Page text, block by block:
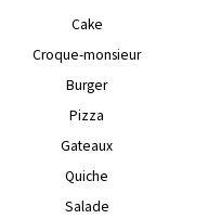
Cake
Croque-monsieur
Burger
Pizza
Gateaux
Quiche
Salade